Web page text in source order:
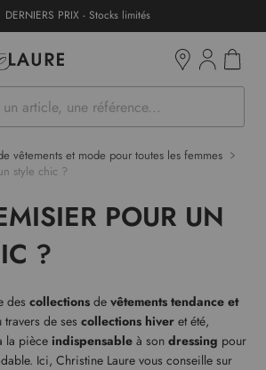
DERNIERS PRIX - Stocks limités
vêtements et mode pour toutes les femmes
style chic ?
POUR UN
?
des collections de vêtements tendance et
travers de ses collections hiver et été,
la pièce indispensable à son dressing pour
Ici, Christine Laure vous conseille sur